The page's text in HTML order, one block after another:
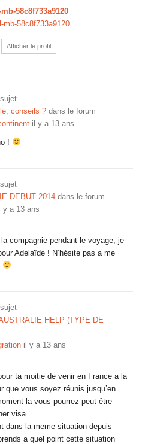
58c8f733a9120
mb-58c8f733a9120
Afficher le profil
conseils ? dans le forum
il y a 13 ans
!
DEBUT 2014 dans le forum
y a 13 ans
compagnie pendant le voyage, je
Adelaïde ! N’hésite pas a me
HELP (TYPE DE
il y a 13 ans
ta moitie de venir en France a la
que vous soyez réunis jusqu’en
la vous pourrez peut être
visa..
dans la meme situation depuis
a quel point cette situation